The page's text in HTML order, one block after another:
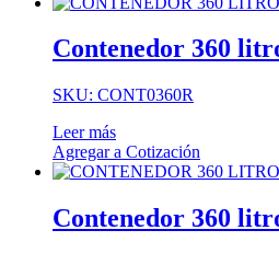
Contenedor 360
SKU: CONT0360R
Leer más
Agregar a Cotización
Contenedor 360